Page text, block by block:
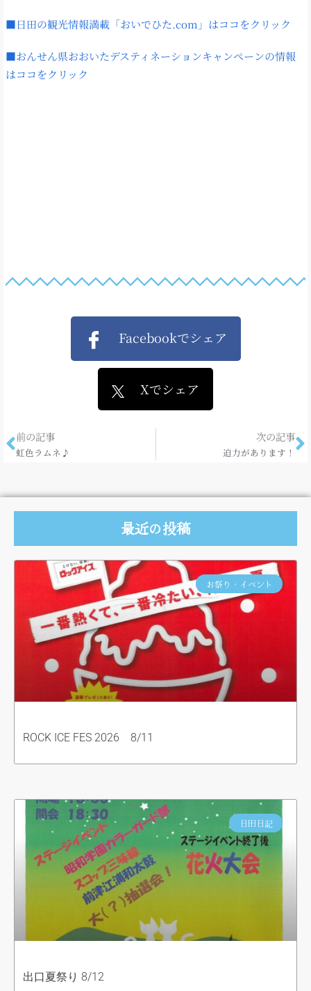
■日田の観光情報満載「おいでひた.com」はココをクリック
■おんせん県おおいたデスティネーションキャンペーンの情報
はココをクリック
Facebookでシェア
Xでシェア
前の記事
虹色ラムネ♪
次の記事
迫力があります！
最近の投稿
お祭り・イベント
ROCK ICE FES 2026 8/11
日田日記
出口夏祭り 8/12